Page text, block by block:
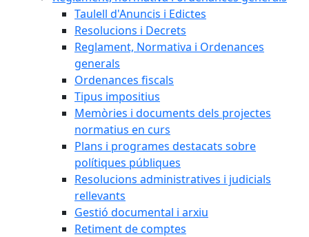
Taulell d'Anuncis i Edictes
Resolucions i Decrets
Reglament, Normativa i Ordenances
generals
Ordenances fiscals
Tipus impositius
Memòries i documents dels projectes
normatius en curs
Plans i programes destacats sobre
polítiques públiques
Resolucions administratives i judicials
rellevants
Gestió documental i arxiu
Retiment de comptes